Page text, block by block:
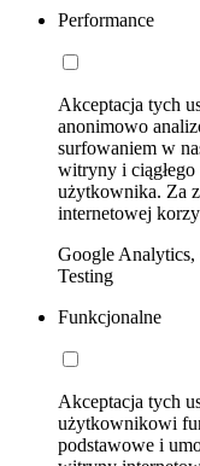
Performance
Akceptacja tych
anonimowo
surfowaniem w
witryny i ciągłego
użytkownika. Za
internetowej
Google
Testing
Funkcjonalne
Akceptacja tych
użytkownikowi
podstawowe i